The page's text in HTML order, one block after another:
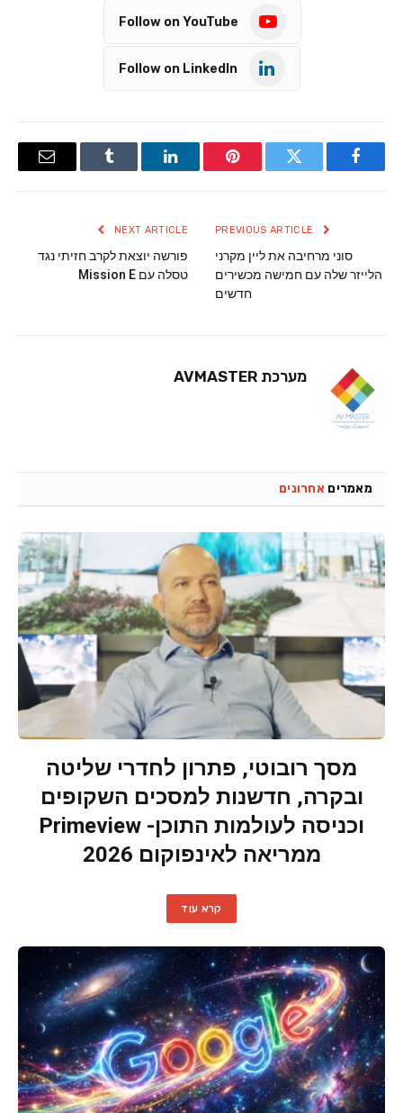
Follow on YouTube
Follow on LinkedIn
Facebook
Twitter
Pinterest
LinkedIn
Tumblr
Email
סוני מרחיבה את ליין מקרני
הלייזר שלה עם חמישה מכשירים
חדשים
NEXT ARTICLE
פורשה יוצאת לקרב חזיתי נגד
טסלה עם Mission E
מערכת AVMASTER
מאמרים אחרונים
מסך רובוטי, פתרון לחדרי שליטה
ובקרה, חדשנות למסכים השקופים
וכניסה לעולמות התוכן- Primeview
ממריאה לאינפוקום 2026
קרא עוד